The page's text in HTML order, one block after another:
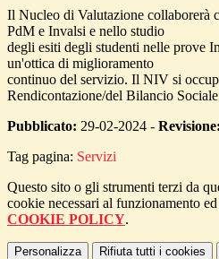
Il Nucleo di Valutazione collaborerà
PdM e Invalsi e nello studio
degli esiti degli studenti nelle prove
un'ottica di miglioramento
continuo del servizio. Il NIV si
Rendicontazione/del Bilancio
Pubblicato: 29-02-2024 - Revisione:
Tag pagina: Servizi
Questo sito o gli strumenti terzi da
cookie necessari al funzionamento
COOKIE POLICY.
Personalizza Rifiuta tutti i cookies